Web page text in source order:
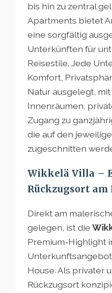
bis hin zu zentral
Apartments bietet
eine sorgfältig
Unterkünften für
Reisestile. Jede
Komfort,
Natur ausgelegt,
Innenräumen,
Zugang zu
die auf den
zugeschnitten
Wikkelä Villa –
Rückzugsort am
Direkt am
gelegen, ist die
Premium-Highlight
House. Als privater
Rückzugsort